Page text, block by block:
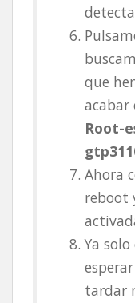
que
acabar
Root-
Ahora
reboot
Ya
tardar